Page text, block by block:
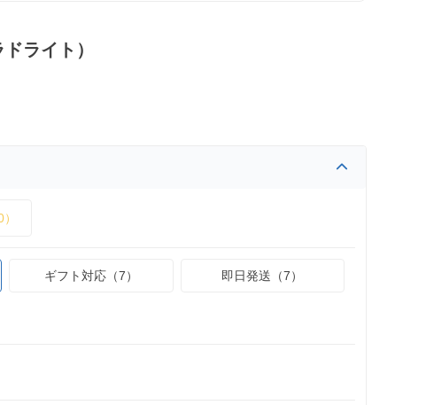
ライト）
ギフト対応（7） 即日発送（7）